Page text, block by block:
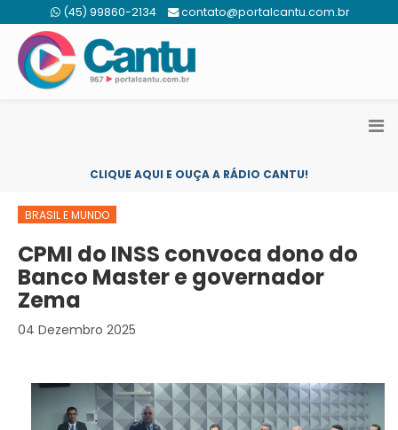
(45) 99860-2134 contato@portalcantu.com.br
CLIQUE AQUI E OUÇA A RÁDIO CANTU!
BRASIL E MUNDO
CPMI do INSS convoca dono do
Banco Master e governador
Zema
04 Dezembro 2025